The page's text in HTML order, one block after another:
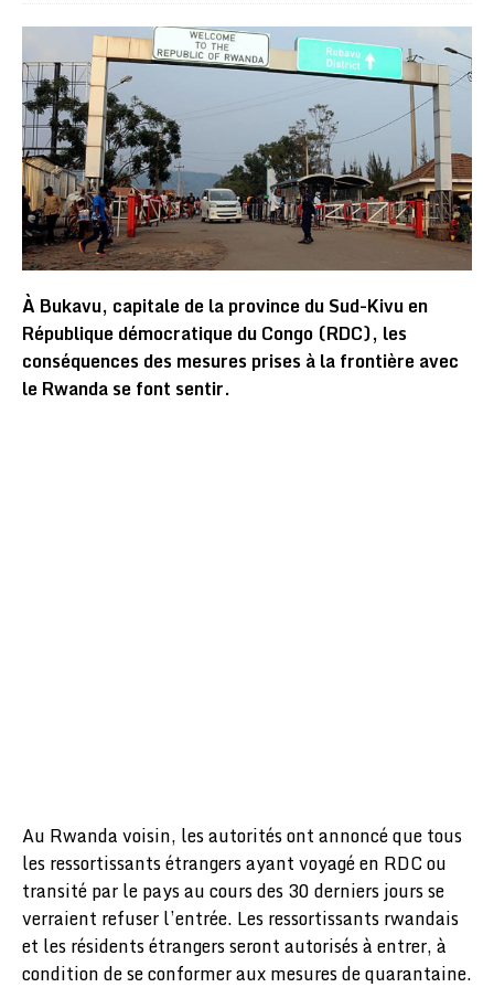
À Bukavu, capitale de la province du Sud-Kivu en
République démocratique du Congo (RDC), les
conséquences des mesures prises à la frontière avec
le Rwanda se font sentir.
Au Rwanda voisin, les autorités ont annoncé que tous
les ressortissants étrangers ayant voyagé en RDC ou
transité par le pays au cours des 30 derniers jours se
verraient refuser l’entrée. Les ressortissants rwandais
et les résidents étrangers seront autorisés à entrer, à
condition de se conformer aux mesures de quarantaine.